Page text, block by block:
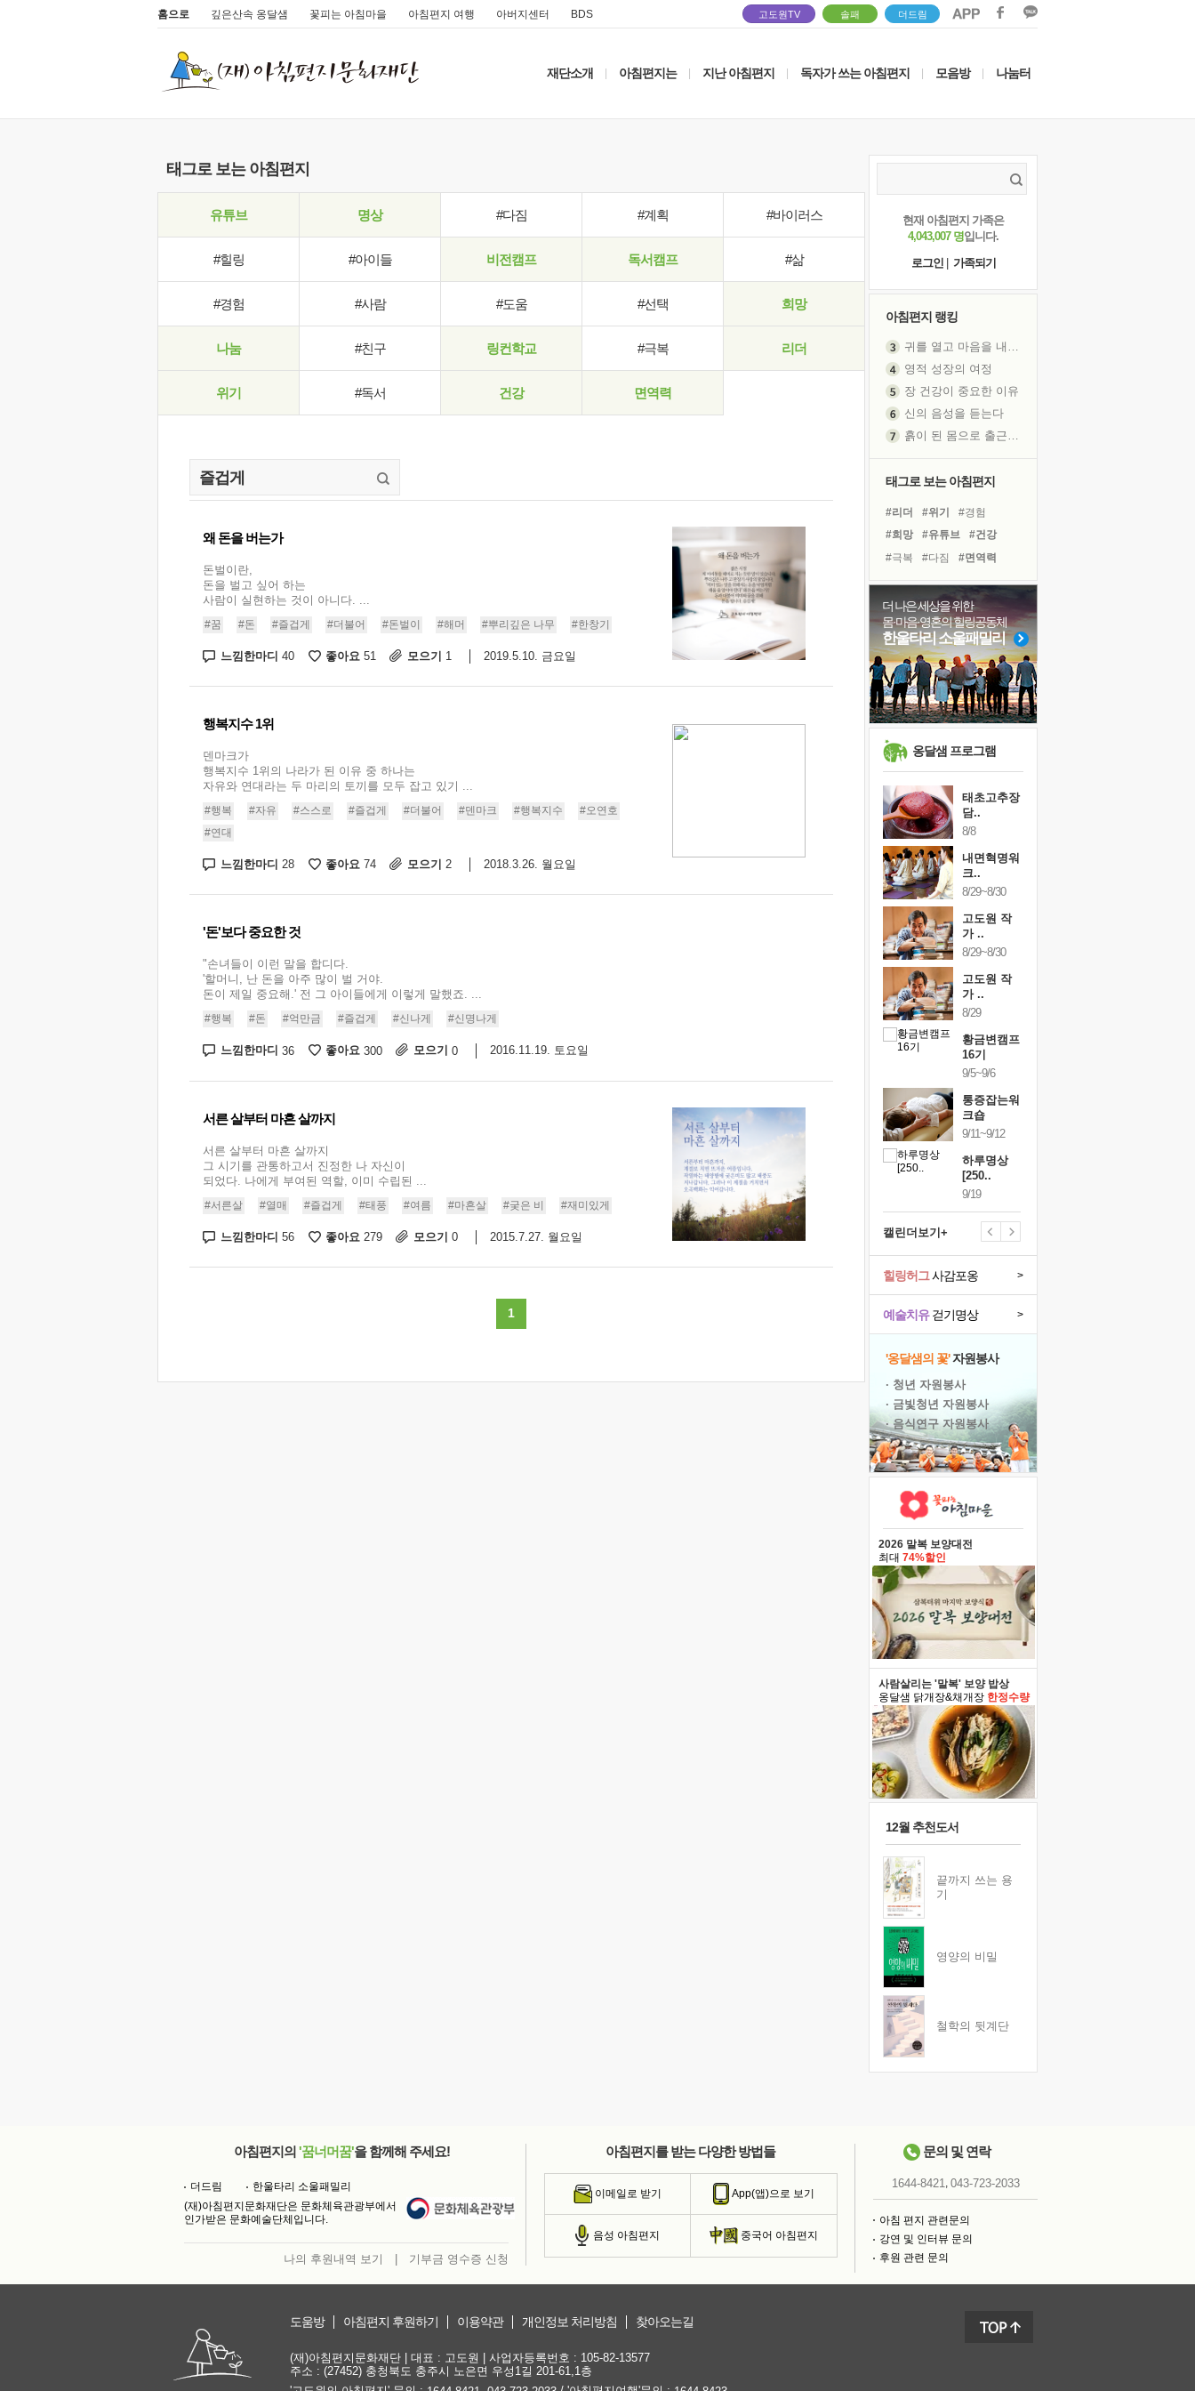
홈으로 깊은산속 옹달샘 꽃피는 아침마을 아침편지 여행 아버지센터 BDS 고도원TV 솔패 더드림
재단소개 아침편지는 지난 아침편지 독자가 쓰는 아침편지 모음방 나눔터
태그로 보는 아침편지
유튜브 명상 #다짐 #계획 #바이러스
#힐링 #아이들 비전캠프 독서캠프 #삶
#경험 #사람 #도움 #선택 희망
나눔 #친구 링컨학교 #극복 리더
위기 #독서 건강 면역력
왜 돈을 버는가
돈벌이란,
돈을 벌고 싶어 하는
사람이 실현하는 것이 아니다. ...
#꿈 #돈 #즐겁게 #더불어 #돈벌이 #해머 #뿌리깊은 나무 #한창기
느낌한마디 40 좋아요 51 모으기 1 2019.5.10. 금요일
행복지수 1위
덴마크가
행복지수 1위의 나라가 된 이유 중 하나는
자유와 연대라는 두 마리의 토끼를 모두 잡고 있기 ...
#행복 #자유 #스스로 #즐겁게 #더불어 #덴마크 #행복지수
#오연호
#연대
느낌한마디 28 좋아요 74 모으기 2 2018.3.26. 월요일
'돈'보다 중요한 것
"손녀들이 이런 말을 합디다.
'할머니, 난 돈을 아주 많이 벌 거야.
돈이 제일 중요해.' 전 그 아이들에게 이렇게 말했죠. ...
#행복 #돈 #억만금 #즐겁게 #신나게 #신명나게
느낌한마디 36 좋아요 300 모으기 0 2016.11.19. 토요일
서른 살부터 마흔 살까지
서른 살부터 마흔 살까지
그 시기를 관통하고서 진정한 나 자신이
되었다. 나에게 부여된 역할, 이미 수립된 ...
#서른살 #열매 #즐겁게 #태풍 #여름 #마흔살 #궂은 비 #재미있게
느낌한마디 56 좋아요 279 모으기 0 2015.7.27. 월요일
1
현재 아침편지 가족은
4,043,007 명입니다.
로그인
가족되기
아침편지 랭킹
귀를 열고 마음을 내어주고
영적 성장의 여정
장 건강이 중요한 이유
신의 음성을 듣는다
흙이 된 몸으로 출근하는 여자
졸업식 사진을 보며
아픈 아버지를 위한 공간 설계
극심한 변비, 어깨결림, 수면 장애
보고 싶은 어머니
유년 시절의 부산 영도 바다
못된 꼰대들
거울 속의 나
희망이란
'모른다'는 것
태그로 보는 아침편지
#리더 #위기
#경험
#희망
#유튜브
#건강
#극복
#다짐
#면역력
#링컨학교
#비전캠프
#명상
#독서캠프
#친구
#선택
#바이러스
#사람
#힐링
#삶 #도움
#계획
#독서
더 나은 세상을 위한
몸·마음·영혼의 힐링공동체
한울타리 소울패밀리
옹달샘 프로그램
건강명상법
10/9~10/10
크..
12/12~12/13
태초고추장
담..
8/8
내면혁명워
크..
8/29~8/30
고도원 작
가 ..
8/29~8/30
고도원 작
가 ..
8/29
황금변캠프
16기
9/5~9/6
통증잡는워
크숍
9/11~9/12
하루명상
[250..
9/19
캘린더보기+
예술치유걷기명상 >
힐링허그사감포옹 >
'옹달샘의 꽃'자원봉사
· 청년 자원봉사
· 금빛청년 자원봉사
· 음식연구 자원봉사
2026 말복 보양대전
최대 74%할인
사람살리는 '말복' 보양 밥상
옹달샘 닭개장&채개장 한정수량
12월 추천도서
끝까지 쓰는 용
기
영양의 비밀
철학의 뒷계단
아침편지의 '꿈너머꿈'을 함께해 주세요!
더드림
한울타리 소울패밀리
(재)아침편지문화재단은 문화체육관광부에서
인가받은 문화예술단체입니다.
나의 후원내역 보기 기부금 영수증 신청
아침편지를 받는 다양한 방법들
이메일로 받기 App(앱)으로 보기
음성 아침편지 중국어 아침편지
문의 및 연락
1644-8421, 043-723-2033
아침 편지 관련문의
강연 및 인터뷰 문의
후원 관련 문의
도움방 아침편지 후원하기 이용약관 개인정보 처리방침 찾아오는길
(재)아침편지문화재단 | 대표 : 고도원 | 사업자등록번호 : 105-82-13577
주소 : (27452) 충청북도 충주시 노은면 우성1길 201-61,1층